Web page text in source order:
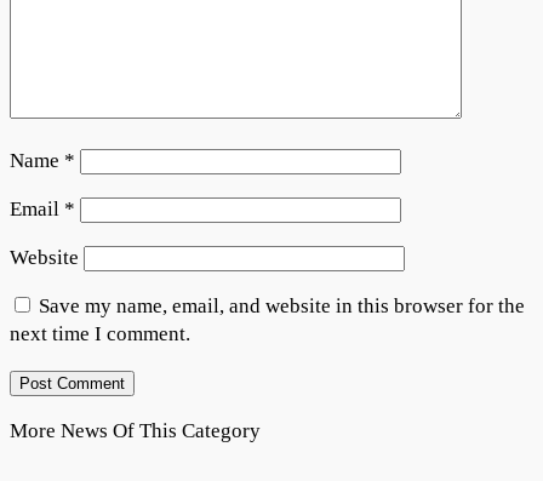
Name *
Email *
Website
Save my name, email, and website in this browser for the
next time I comment.
More News Of This Category